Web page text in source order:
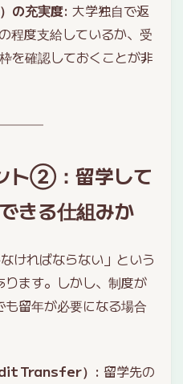
の充実度: 大学独自で返
程度支給しているか、受
を確認しておくことが非
ト②：留学して
きる仕組みか
ければならない」という
ます。しかし、制度が
留年が必要になる場合
Transfer） : 留学先の